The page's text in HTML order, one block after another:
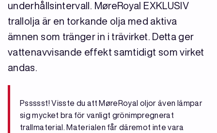
underhållsintervall. MøreRoyal EXKLUSIV
trallolja är en torkande olja med aktiva
ämnen som tränger in i trävirket. Detta ger
vattenavvisande effekt samtidigt som virket
andas.
Pssssst! Visste du att MøreRoyal oljor även lämpar
sig mycket bra för vanligt grönimpregnerat
trallmaterial. Materialen får däremot inte vara